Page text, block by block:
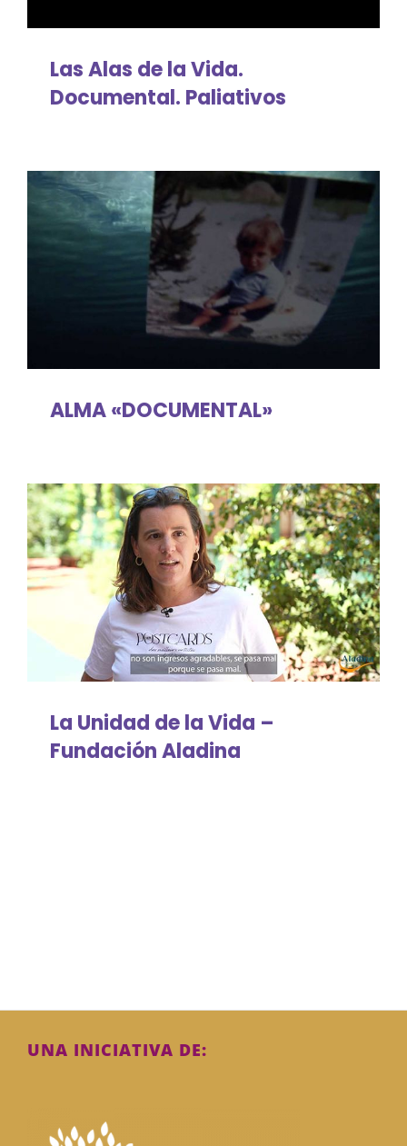
Las Alas de la Vida.
Documental. Paliativos
ALMA «DOCUMENTAL»
La Unidad de la Vida –
Fundación Aladina
UNA INICIATIVA DE: